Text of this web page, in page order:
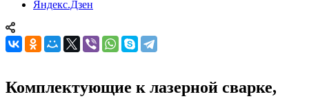
Яндекс.Дзен
Комплектующие к лазерной сварке,